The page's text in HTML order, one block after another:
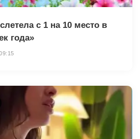
с 1 на 10 место в
года»